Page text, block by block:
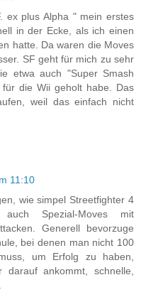
ex plus Alpha " mein erstes
in der Ecke, als ich einen
hatte. Da waren die Moves
SF geht für mich zu sehr
etwa auch "Super Smash
die Wii geholt habe. Das
weil das einfach nicht
11:10
wie simpel Streetfighter 4
Spezial-Moves mit
Generell bevorzuge
bei denen man nicht 100
um Erfolg zu haben,
ankommt, schnelle,